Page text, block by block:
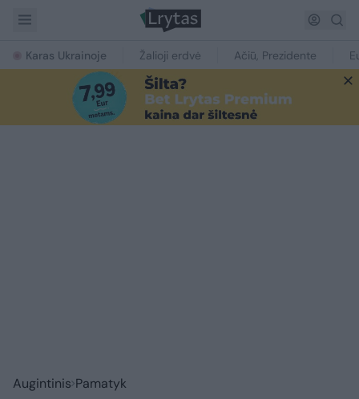
Karas Ukrainoje Žalioji erdvė Ačiū, Prezidente
Augintinis Pamatyk